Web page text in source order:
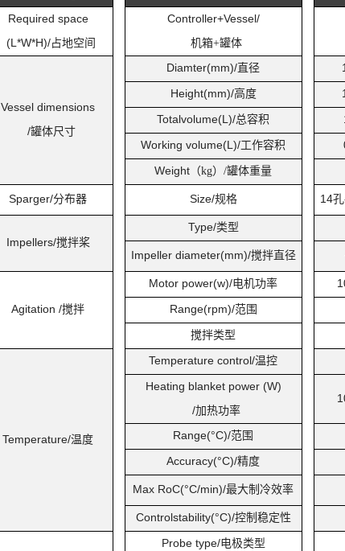
Required space
(L*W*H)/占地空间
Controller+Vessel/
机箱+罐体
Vessel dimensions
/罐体尺寸
Diamter(mm)/直径
Height(mm)/高度
Totalvolume(L)/总容积
Working volume(L)/工作容积
Weight （kg） /罐体重量
Sparger/分布器 Size/规格 14孔
Impellers/搅拌桨
Type/类型
Impeller diameter(mm)/搅拌直径
Agitation /搅拌
Motor power(w)/电机功率
Range(rpm)/范围
搅拌类型
Temperature/温度
Temperature control/温控
Heating blanket power (W)
/加热功率
Range(°C)/范围
Accuracy(°C)/精度
Max RoC(°C/min)/最大制冷效率
Controlstability(°C)/控制稳定性
Probe type/电极类型